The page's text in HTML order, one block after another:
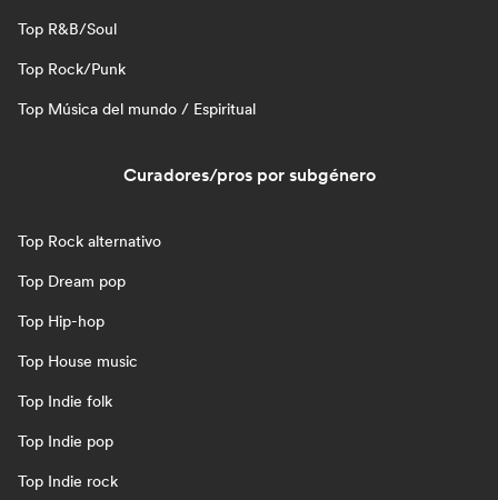
Top R&B/Soul
Top Rock/Punk
Top Música del mundo / Espiritual
Curadores/pros por subgénero
Top Rock alternativo
Top Dream pop
Top Hip-hop
Top House music
Top Indie folk
Top Indie pop
Top Indie rock